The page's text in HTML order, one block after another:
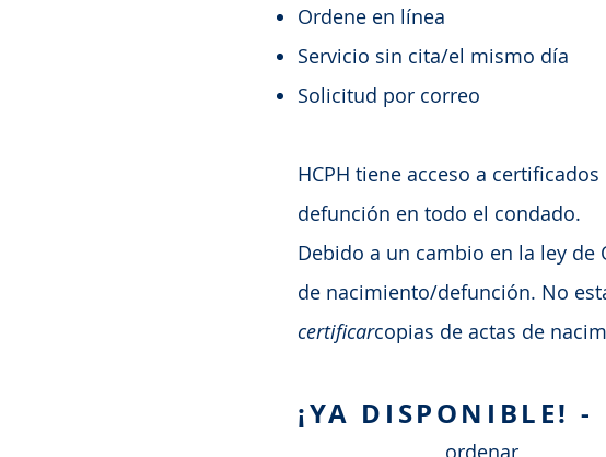
Ordene en línea
Servicio sin cita/el mismo día
Solicitud por correo
HCPH tiene acceso a
defunción en todo el condado.
Debido a un cambio en la ley de
de nacimiento/defunción. No
certificarcopias de actas de
¡YA DISPONIBLE!
ordenar